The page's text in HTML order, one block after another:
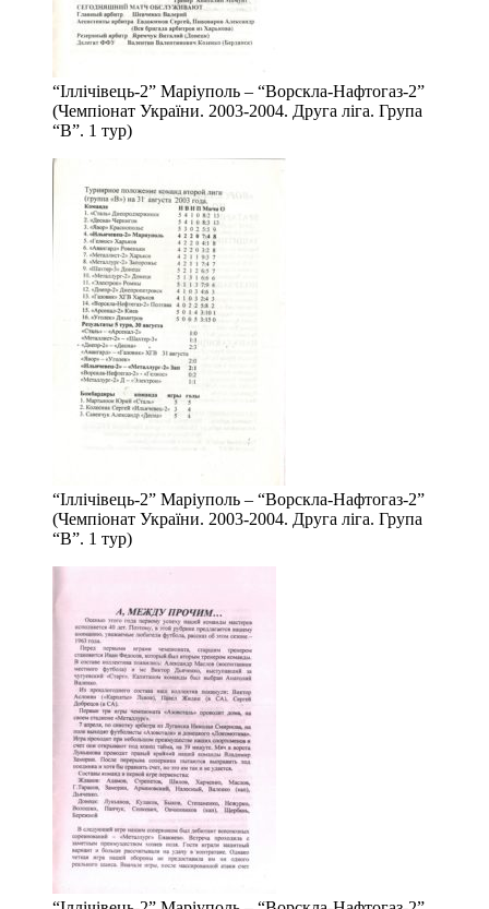
“Іллічівець-2” Маріуполь – “Ворскла-Нафтогаз-2”
(Чемпіонат України. 2003-2004. Друга ліга. Група
“В”. 1 тур)
“Іллічівець-2” Маріуполь – “Ворскла-Нафтогаз-2”
(Чемпіонат України. 2003-2004. Друга ліга. Група
“В”. 1 тур)